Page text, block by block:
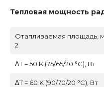
Тепловая мощность
Отапливаемая площадь, м
2
ΔT = 50 K (75/65/20 °C), Вт
ΔT = 60 K (90/70/20 °C), Вт